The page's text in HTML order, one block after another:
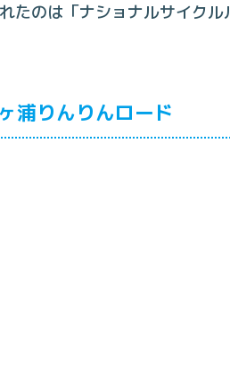
たのは「ナショナルサイク
浦りんりんロード